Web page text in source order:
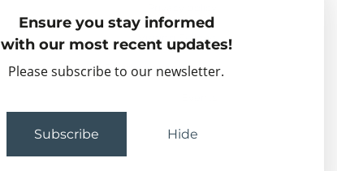
Ensure you stay informed
with our most recent updates!
Please subscribe to our newsletter.
Subscribe Hide
Visiting Fellows
Partner organisations